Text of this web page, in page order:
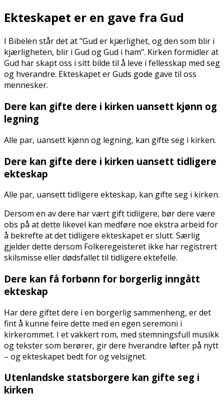
Ekteskapet er en gave fra Gud
I Bibelen står det at "Gud er kjærlighet, og den som blir i
kjærligheten, blir i Gud og Gud i ham". Kirken formidler at
Gud har skapt oss i sitt bilde til å leve i fellesskap med seg
og hverandre. Ekteskapet er Guds gode gave til oss
mennesker.
Dere kan gifte dere i kirken uansett kjønn og
legning
Alle par, uansett kjønn og legning, kan gifte seg i kirken.
Dere kan gifte dere i kirken uansett tidligere
ekteskap
Alle par, uansett tidligere ekteskap, kan gifte seg i kirken.
Dersom en av dere har vært gift tidligere, bør dere være
obs på at dette likevel kan medføre noe ekstra arbeid for
å bekrefte at det tidligere ekteskapet er slutt. Særlig
gjelder dette dersom Folkeregeisteret ikke har registrert
skilsmisse eller dødsfallet til tidligere ektefelle.
Dere kan få forbønn for borgerlig inngått
ekteskap
Har dere giftet dere i en borgerlig sammenheng, er det
fint å kunne feire dette med en egen seremoni i
kirkerommet. I et vakkert rom, med stemningsfull musikk
og tekster som berører, gir dere hverandre løfter på nytt
– og ekteskapet bedt for og velsignet.
Utenlandske statsborgere kan gifte seg i
kirken